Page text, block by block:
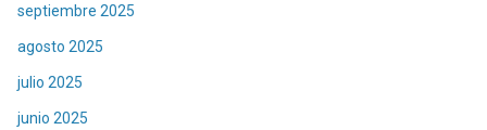
septiembre 2025
agosto 2025
julio 2025
junio 2025